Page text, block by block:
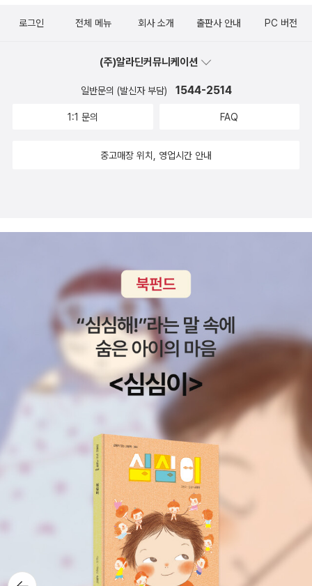
이 느껴지는데, 영화가 원작을 잘 살린것 같네요.
너무 오래 기다려서 완독한것 같아요. 처음 그 마음이 변치 않아서 좋
은 평을 주었는데, 만약 페블즈라는 그래픽 노블을 먼저 만났더라면
라 저는 영어책으로 먼저 읽고 나중에 조카도 영어책으로 읽길 바라
======================================
읽고 선물한 책들도 있어요. 즐겁게 읽은책을 함께 나
누는것이 가장 기쁜것 같습니다. 올해 첫 조카에게 선물한 책.
조카가 좋아하는 시리즈 '설민석', '39층', '마법천자문', '엉덩이 탐
정'은 꼭 신간이 나오면 선물하기~ 올해부터 조카가 코딩을 배우
기 시작했어요. 살짝 걱정을 하길래, 재미있게 읽으라고 선물. 1권
읽어보고 시리즈 계속 구입할지 고민. 내가 재미있을것 같아서 조
카 추천한책 조카가 어린이날 선물로 고른책- 기특한 녀석 ^^ 그림
은 못 그리겨도 그림 그리기를 좋아하는 조카~여행갔던 홍콩과 대만
가 생각나서 선물했어요.
======================================
================ 선물 받은 책들 - 감사히 잘 읽겠습니다
~~~ *^^* 선물
받거나 선물 준 알라딘 굿즈
한 예의가 뭐예요?' '그건 말이지...... 가슴으로 린드그렌 선생님 책을
일, 린드그렌 선생님이 돌아가셨다는 소식을 들은 비읍이는 이렇게
적었다. 선생님이 돌아가신 걸 알게 된 날. 베개랑 이불이 흠뻑 젖을
지>를 스웨덴 말로 옮겨 드리고 싶었는데. 선생님께 꼭 한 번 안겨 보
린드그렌 선생님 책을 많이 읽지 못했고, 유은실 작가의 책은 네 권 밖
에 못 읽었지만 모두 좋았다.2010년 12월 8일, 광주대 초청강연에서
유은실 작가를 만나 사인도 받고 사진도 찍었다.그때 스웨덴에서 담
아온 아스트리드 린드그렌에 관한 사진을 보여 주었더랬다. <
만국기 소년>에 실린 아홉 편의 단편 중 '내 이름은 백석' 최고다. 이
단편집은 두번이나 읽었는데 리뷰는 안썼네.ㅜㅜ작가는 6년동안 글
을 써 응모해도 모조리 떨어져서 마지막 일년만 해보고 안되면 접으
려고 했는데7년째 등단했단다. 2004년 창비어린이에 <내 이름은
백석>으로... <우리동네 미자씨>를 읽으면 외로움이 절절 흐르는 미
자씨의 친구가 되고 싶어진다.http://blog.aladin.co.kr/7149601
43/4325361 아직 못 읽은 유은실 작가의 책도 곧 찾아 읽어야겠
문을 해주었다. ^^ 도착한 날 숙제부터~~ 해서 숙제 다 한다음에 주
문제에 내가 모르는 캐릭터들이 막 등장한다. 마지막 장면을 보니,
윽... 3권에서 쭉~ 계속.... ㅜㅜ 도서에 카드가 한 벌 포함되어 있는
는 게임을 하려는 각 사람마다 카드 한 벌이 필요하다고 하던데...결국
법천자문에 든 카드로는 안되는건지 게임 규칙을 한 번 자세히 살펴
둘 다 존댓말을 썼던 것으로 기억하는데 이 책에서는 가브가 중간쯤
부터 혼자 반말을 사용하는 걸로 설정해 놓았다. 작품의 설정이긴 하
지만 개인적으로 가브가 더 대단해 보인다. 식욕은 본능적인 욕구인
데 친구를 위해 그걸 무던히도 참아내는 걸 보니 안쓰럽기까지 하다.
결코 가까워질 수 없는 관계이기에 더 대단해 보이는 그들의 우
정... 아이들도 반가워하면 이 책을 보고 또 본다.아이들 책 36. <검은
암탉 / 정해왕 (지은이), 미하일 비치코프(그림)> 한 아이가 귀여워
하던 검은 암탉의 목숨을 구해주면서 겪게 되는 일과 마법을 믿고 아
무런 노력을 하지 않는 바람에 땅 속나라 왕국과 검은 암탉인 까망이
에게 해를 주고, 그 자신도 나쁜 결과를 얻음을 교훈적으로 들려주는
러시아의 동화. 우리나라 작가가 다시 글을 쓰고, 그림은 러시아 화가
가 그렸다. 리뷰 올렸음. (리뷰에도 썼지만 작은 아이가 벌써 책에 감
동받거나 슬퍼서 눈물 흘리는 걸 부끄러워 하는 나이가 된 것에 웃음
이 나면서도 어느 사이에 이렇게 커버렸나...하는 생각이 들었다.)아
이들 책 37. <애완동물을 갖고 싶어 /바르브로 린드그렌 (지은이), 에
바 에릭손(그림) > 아이들이 애완동물을 갖고 싶어 하는 심리를 잘 표
현한 그림책.까마귀라도 잡으려 했으나 놓치고, 길에서 줄에 매여져
뒤로가
로그인 전체 메뉴 회사 소개 출판사 안내 PC 버전
(주)알라딘커뮤니케이션
일반문의 (발신자 부담) 1544-2514
1:1 문의 FAQ
중고매장 위치, 영업시간 안내